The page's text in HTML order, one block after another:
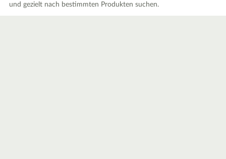
und gezielt nach bestimmten Produkten suchen.